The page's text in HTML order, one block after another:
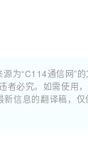
为“C114通信网”
者必究。如需使
信息的翻译稿，